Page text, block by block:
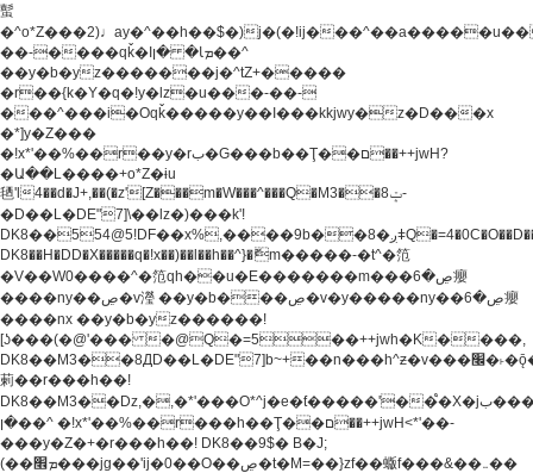
蟚
�^o*Z���2)♩ay�^��h��$�)j�(�!ij�
��-����qǩ�Iܡا� �ן��^
��y�b�yz�������j�^tZ+�����
�r��{k�Y�q�!y�lz�u���-��-
���^���i�Oqǩ�����y��I���kkjwy�z�D���x
�*]y�Z���
�!x*'��%��r��y�rب�G���b��Ţ��ם��++jwH?
�Ա��L����+o*Z�ɨu
毢'l4��d�J+,��(�z'[Z���m�W���^���Q�M3��8ݓ-
�D��L�DE"7]\��lz�)���k'!
DK8��554@5!DF��x%,����9b��8�ږǂQ�=4�0C�O��D��L#�4@�L�9D�
DK8��H�DD�X�����q�!x��)��l��h��^}�ޮm�����-�t^�笵
�V��W0����^�笵qh��u�E�������m���ڝ�6癭
����ny��ڝ�v瀅 ��y�b���ڝ�v�y�����ny��ڝ�6癭
����nx ��y�b�yz������!
[ʖ���(�@'��� �@Q�=5��++jwh�K����,
DK8��M3��8ДD��L�DE"7]b~+��n���h^ƶ�v���׬�˫�ǭ��\�%,��<
䓶��r���h��!
DK8��M3��Dz,�,�*'���O*^j�e�ƭ�����'��֩�X�jب����qǩ�Iܡا�
�ן��^ �!x*'��%��r���h��Ţ��ם��++jwH<*'��-
���y�Z�+�r���h��! DK8��9$� B�J;
(��ܡ׮���jg��'ij�0��O��ڝ�t�M=��}zf��蝂f���&��܅��